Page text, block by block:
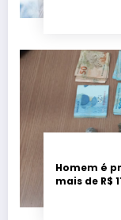
Homem é
mais de R$